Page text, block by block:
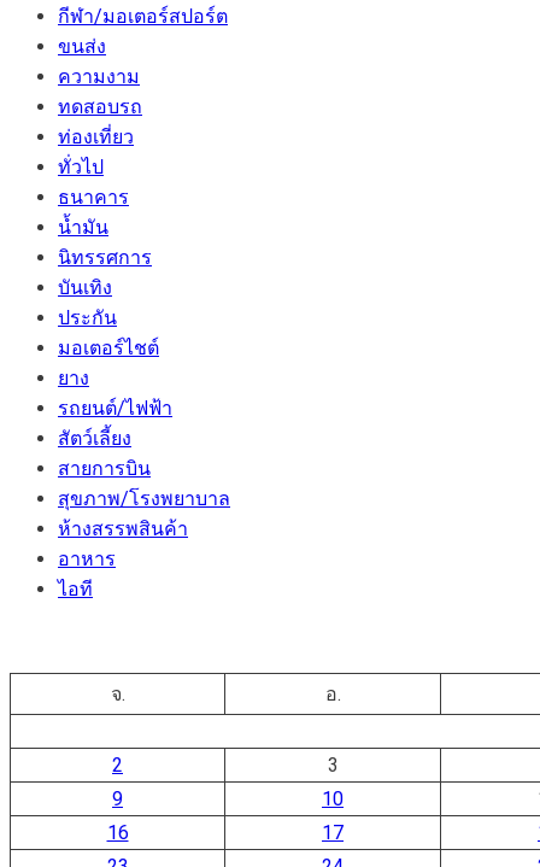
กีฬา/มอเตอร์สปอร์ต
ขนส่ง
ความงาม
ทดสอบรถ
ท่องเที่ยว
ทั่วไป
ธนาคาร
น้ำมัน
นิทรรศการ
บันเทิง
ประกัน
มอเตอร์ไชต์
ยาง
รถยนต์/ไฟฟ้า
สัตว์เลี้ยง
สายการบิน
สุขภาพ/โรงพยาบาล
ห้างสรรพสินค้า
อาหาร
ไอที
จ. อ.
2
3
9
10
16
17